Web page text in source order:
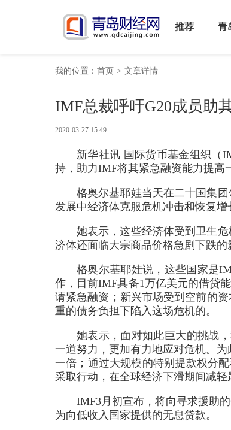
推荐 青
我的位置： 首页 > 文章详情
IMF总裁呼吁G20成员助
2020-03-27 15:49
新华社讯 国际货币基金组织（
持，助力IMF将其紧急融资能力提高
格奥尔基耶娃当天在二十国集
发展中经济体克服危机冲击和恢复增
她表示，这些经济体受到卫生
济体还面临大宗商品价格急剧下跌的
格奥尔基耶娃说，这些国家是
作，目前IMF具备1万亿美元的借贷
请紧急融资；新兴市场受到空前的
重的债务负担下陷入这场危机的。
她表示，面对如此巨大的挑战
一道努力，更加有力地应对危机。
一倍；通过大规模的特别提款权分
采取行动，在全球经济下滑期间减轻
IMF3月初宣布，将向寻求援助
为向低收入国家提供的无息贷款。